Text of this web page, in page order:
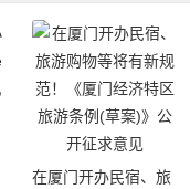
在厦门开办民宿、旅